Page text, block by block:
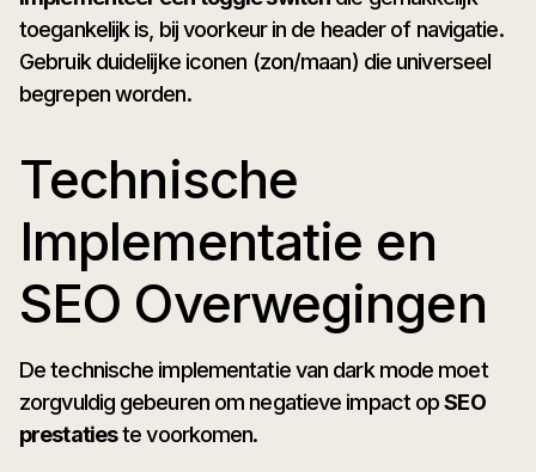
toegankelijk is, bij voorkeur in de header of navigatie.
Gebruik duidelijke iconen (zon/maan) die universeel
begrepen worden.
Technische
Implementatie en
SEO Overwegingen
De technische implementatie van dark mode moet
zorgvuldig gebeuren om negatieve impact opSEO
prestatieste voorkomen.